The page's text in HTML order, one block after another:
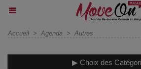
Accueil > Agenda > Autres
▶ Choix des